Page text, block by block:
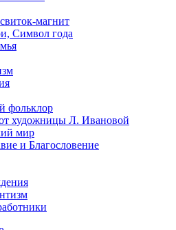
магнит
Символ года
фольклор
художницы Л. Ивановой
мир
и Благословение